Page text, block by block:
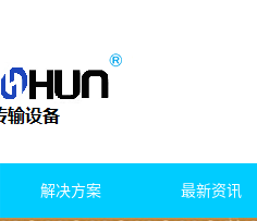
解决方案 最新资讯